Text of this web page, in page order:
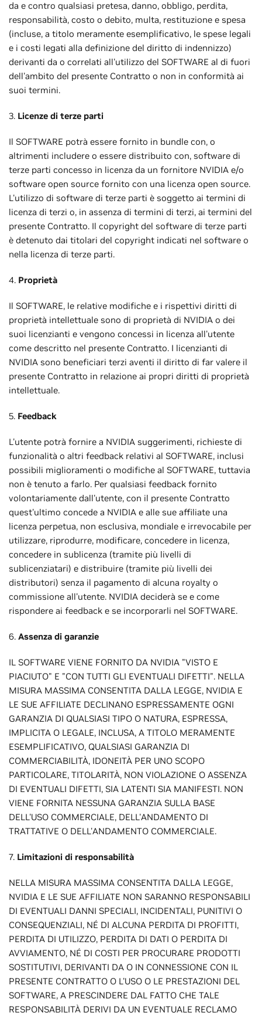
da e contro qualsiasi pretesa, danno, obbligo, perdita,
responsabilità, costo o debito, multa, restituzione e spesa
(incluse, a titolo meramente esemplificativo, le spese legali
e i costi legati alla definizione del diritto di indennizzo)
derivanti da o correlati all'utilizzo del SOFTWARE al di fuori
dell'ambito del presente Contratto o non in conformità ai
suoi termini.
3. Licenze di terze parti
Il SOFTWARE potrà essere fornito in bundle con, o
altrimenti includere o essere distribuito con, software di
terze parti concesso in licenza da un fornitore NVIDIA e/o
software open source fornito con una licenza open source.
L'utilizzo di software di terze parti è soggetto ai termini di
licenza di terzi o, in assenza di termini di terzi, ai termini del
presente Contratto. Il copyright del software di terze parti
è detenuto dai titolari del copyright indicati nel software o
nella licenza di terze parti.
4. Proprietà
Il SOFTWARE, le relative modifiche e i rispettivi diritti di
proprietà intellettuale sono di proprietà di NVIDIA o dei
suoi licenzianti e vengono concessi in licenza all'utente
come descritto nel presente Contratto. I licenzianti di
NVIDIA sono beneficiari terzi aventi il diritto di far valere il
presente Contratto in relazione ai propri diritti di proprietà
intellettuale.
5. Feedback
L'utente potrà fornire a NVIDIA suggerimenti, richieste di
funzionalità o altri feedback relativi al SOFTWARE, inclusi
possibili miglioramenti o modifiche al SOFTWARE, tuttavia
non è tenuto a farlo. Per qualsiasi feedback fornito
volontariamente dall'utente, con il presente Contratto
quest'ultimo concede a NVIDIA e alle sue affiliate una
licenza perpetua, non esclusiva, mondiale e irrevocabile per
utilizzare, riprodurre, modificare, concedere in licenza,
concedere in sublicenza (tramite più livelli di
sublicenziatari) e distribuire (tramite più livelli dei
distributori) senza il pagamento di alcuna royalty o
commissione all'utente. NVIDIA deciderà se e come
rispondere ai feedback e se incorporarli nel SOFTWARE.
6. Assenza di garanzie
IL SOFTWARE VIENE FORNITO DA NVIDIA "VISTO E
PIACIUTO" E "CON TUTTI GLI EVENTUALI DIFETTI". NELLA
MISURA MASSIMA CONSENTITA DALLA LEGGE, NVIDIA E
LE SUE AFFILIATE DECLINANO ESPRESSAMENTE OGNI
GARANZIA DI QUALSIASI TIPO O NATURA, ESPRESSA,
IMPLICITA O LEGALE, INCLUSA, A TITOLO MERAMENTE
ESEMPLIFICATIVO, QUALSIASI GARANZIA DI
COMMERCIABILITÀ, IDONEITÀ PER UNO SCOPO
PARTICOLARE, TITOLARITÀ, NON VIOLAZIONE O ASSENZA
DI EVENTUALI DIFETTI, SIA LATENTI SIA MANIFESTI. NON
VIENE FORNITA NESSUNA GARANZIA SULLA BASE
DELL'USO COMMERCIALE, DELL'ANDAMENTO DI
TRATTATIVE O DELL'ANDAMENTO COMMERCIALE.
7. Limitazioni di responsabilità
NELLA MISURA MASSIMA CONSENTITA DALLA LEGGE,
NVIDIA E LE SUE AFFILIATE NON SARANNO RESPONSABILI
DI EVENTUALI DANNI SPECIALI, INCIDENTALI, PUNITIVI O
CONSEQUENZIALI, NÉ DI ALCUNA PERDITA DI PROFITTI,
PERDITA DI UTILIZZO, PERDITA DI DATI O PERDITA DI
AVVIAMENTO, NÉ DI COSTI PER PROCURARE PRODOTTI
SOSTITUTIVI, DERIVANTI DA O IN CONNESSIONE CON IL
PRESENTE CONTRATTO O L'USO O LE PRESTAZIONI DEL
SOFTWARE, A PRESCINDERE DAL FATTO CHE TALE
RESPONSABILITÀ DERIVI DA UN EVENTUALE RECLAMO